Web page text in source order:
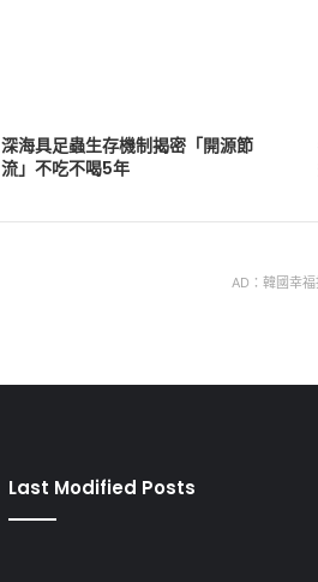
深海具足蟲生存機制揭密「開源節
流」不吃不喝5年
AD：韓國幸
Last Modified Posts